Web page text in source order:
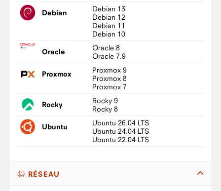
Debian
Debian 13
Debian 12
Debian 11
Debian 10
Oracle
Oracle 8
Oracle 7.9
Proxmox
Proxmox 9
Proxmox 8
Proxmox 7
Rocky
Rocky 9
Rocky 8
Ubuntu
Ubuntu 26.04 LTS
Ubuntu 24.04 LTS
Ubuntu 22.04 LTS
RÉSEAU